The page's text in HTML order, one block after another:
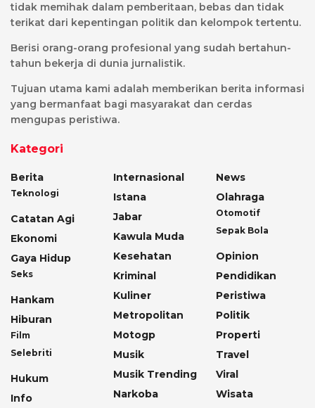
tidak memihak dalam pemberitaan, bebas dan tidak
terikat dari kepentingan politik dan kelompok tertentu.
Berisi orang-orang profesional yang sudah bertahun-
tahun bekerja di dunia jurnalistik.
Tujuan utama kami adalah memberikan berita informasi
yang bermanfaat bagi masyarakat dan cerdas
mengupas peristiwa.
Kategori
Berita
Teknologi
Catatan Agi
Ekonomi
Gaya Hidup
Seks
Hankam
Hiburan
Film
Selebriti
Hukum
Info
Internasional
Istana
Jabar
Kawula Muda
Kesehatan
Kriminal
Kuliner
Metropolitan
Motogp
Musik
Musik Trending
Narkoba
News
Olahraga
Otomotif
Sepak Bola
Opinion
Pendidikan
Peristiwa
Politik
Properti
Travel
Viral
Wisata